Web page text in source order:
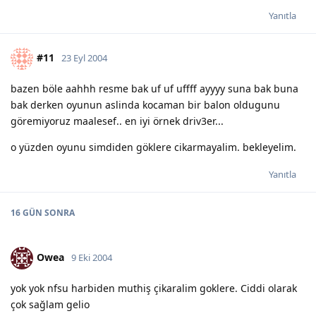
Yanıtla
#11 23 Eyl 2004
bazen böle aahhh resme bak uf uf uffff ayyyy suna bak buna
bak derken oyunun aslinda kocaman bir balon oldugunu
göremiyoruz maalesef.. en iyi örnek driv3er...
o yüzden oyunu simdiden göklere cikarmayalim. bekleyelim.
Yanıtla
16 GÜN SONRA
Owea 9 Eki 2004
yok yok nfsu harbiden muthiş çikaralim goklere. Ciddi olarak
çok sağlam gelio